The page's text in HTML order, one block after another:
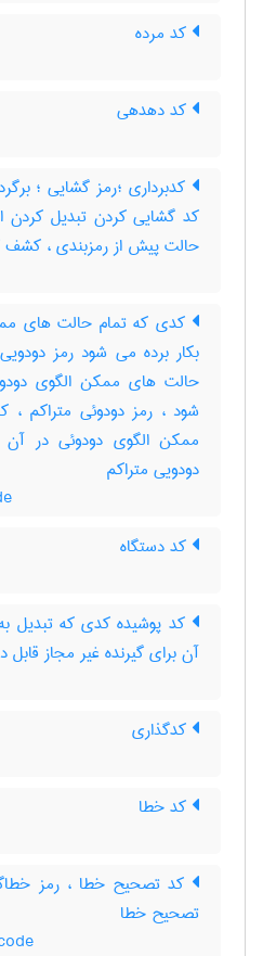
کد مرده
کد دهدهی
کدبرداری ؛رمز گشایی ؛
کد گشایی کردن تبدیل کردن
حالت پیش از رمزبندی ،
کدی که تمام حالت های
بکار برده می شود رمز
حالت های ممکن الگوی
شود ، رمز دودوئی متراکم
ممکن الگوی دودوئی در
دودویی متراکم
کد دستگاه
کد پوشیده کدی که تبدیل
آن برای گیرنده غیر مجاز
کدگذاری
کد خطا
کد تصحیح خطا ، رمز
تصحیح خطا